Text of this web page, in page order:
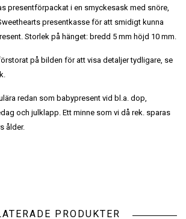
presentförpackat i en smyckesask med snöre,
presentkasse för att smidigt kunna
Storlek på hänget: bredd 5 mm höjd 10 mm.
på bilden för att visa detaljer tydligare, se
redan som babypresent vid bl.a. dop,
och julklapp. Ett minne som vi då rek. sparas
ålder.
PRODUKTER